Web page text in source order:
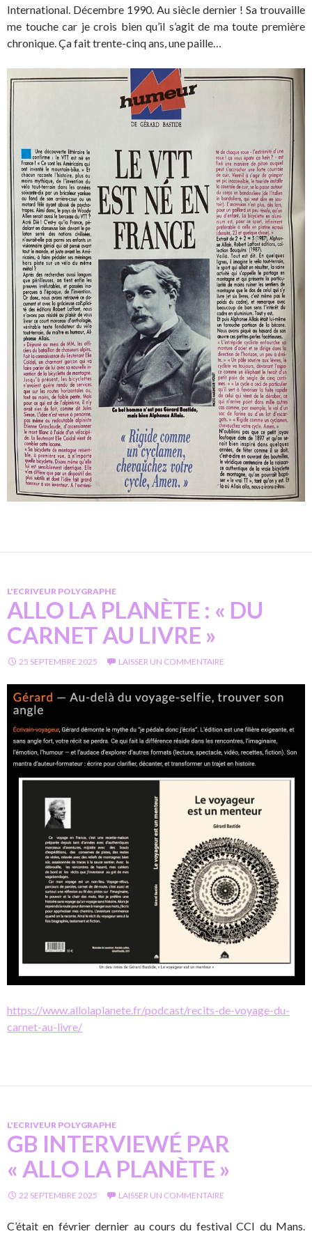
International. Décembre 1990. Au siècle dernier ! Sa trouvaille
me touche car je crois bien qu’il s’agit de ma toute première
chronique. Ça fait trente-cinq ans, une paille…
L'ECRIVEUR POLYGRAPHE
ALLO LA PLANÈTE : « DU
CARNET AU LIVRE »
25 SEPTEMBRE 2025 LAISSER UN COMMENTAIRE
https://www.allolaplanete.fr/podcast/recits-de-voyage-du-
carnet-au-livre/
L'ECRIVEUR POLYGRAPHE
GB INTERVIEWÉ PAR
« ALLO LA PLANÈTE »
22 SEPTEMBRE 2025 LAISSER UN COMMENTAIRE
C’était en février dernier au cours du festival CCI du Mans.